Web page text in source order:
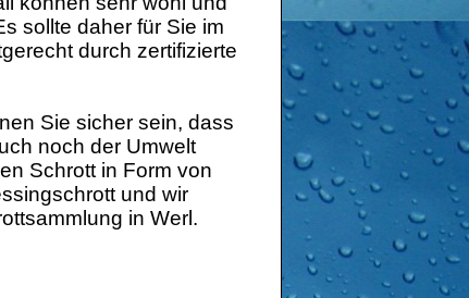
sollte daher für Sie im
durch zertifizierte
Sie sicher sein, dass
noch der Umwelt
Schrott in Form von
und wir
in Werl.